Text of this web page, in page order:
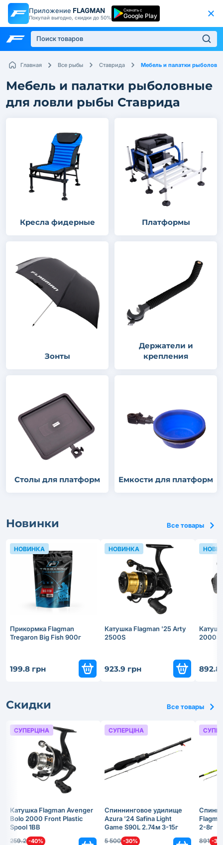
Приложение FLAGMAN
Покупай выгодно, скидки до 50%
Скачать с
Google Play
Главная Все рыбы Ставрида Мебель и палатки
Мебель и палатки рыболовные
для ловли рыбы Ставрида
Кресла фидерные Платформы
Зонты
Держатели и
крепления
Столы для платформ Емкости для платформ
Новинки Все товары
Прикормка Flagman
Tregaron Big Fish 900г
199.8 грн
НОВИНКА
Катушка Flagman '25 Arty
2500S
923.9 грн
НОВИНКА
2000S
892.8
Скидки Все товары
Катушка Flagman Avenger
Bolo 2000 Front Plastic
Spool 1BB
259.2 -40%
СУПЕРЦІНА
Спиннинговое удилище
Azura '24 Safina Light
Game S90L 2.74м 3-15г
5 500 -30%
СУПЕРЦІНА
2-8г
891 -